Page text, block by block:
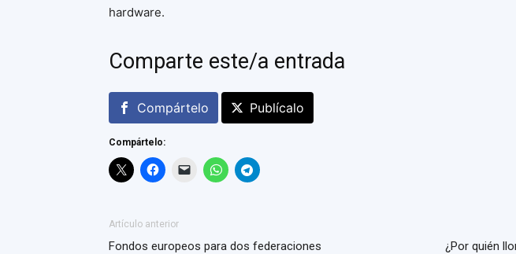
hardware.
Comparte este/a entrada
Compártelo Publícalo
Compártelo:
Artículo anterior
Fondos europeos para dos federaciones
¿Por quién